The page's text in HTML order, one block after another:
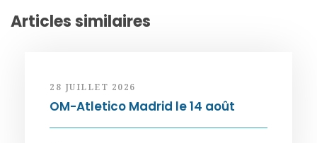
Articles similaires
28 JUILLET 2026
OM-Atletico Madrid le 14 août